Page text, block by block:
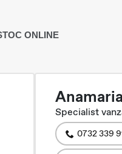
ONLINE
Specialist
0732 339